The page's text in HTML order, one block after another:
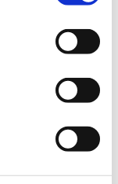
er ledig pr. 1.